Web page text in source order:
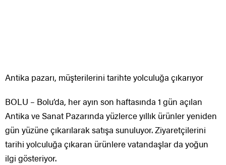
Antika pazarı, müşterilerini tarihte yolculuğa çıkarıyor
BOLU – Bolu’da, her ayın son haftasında 1 gün açılan
Antika ve Sanat Pazarında yüzlerce yıllık ürünler yeniden
gün yüzüne çıkarılarak satışa sunuluyor. Ziyaretçilerini
tarihi yolculuğa çıkaran ürünlere vatandaşlar da yoğun
ilgi gösteriyor.